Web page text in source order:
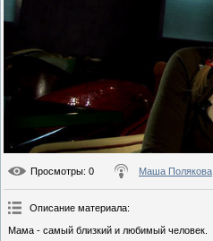
Просмотры: 0 Маша Полякова
Описание материала:
Мама - самый близкий и любимый человек.